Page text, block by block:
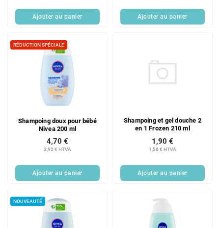
Ajouter au panier Ajouter au panier
RÉDUCTION SPÉCIALE
Shampoing doux pour bébé
Nivea 200 ml
3,92 € HTVA
4,70 €
Ajouter au panier
Shampoing et gel douche 2
en 1 Frozen 210 ml
1,58 € HTVA
1,90 €
Ajouter au panier
NOUVEAUTÉ